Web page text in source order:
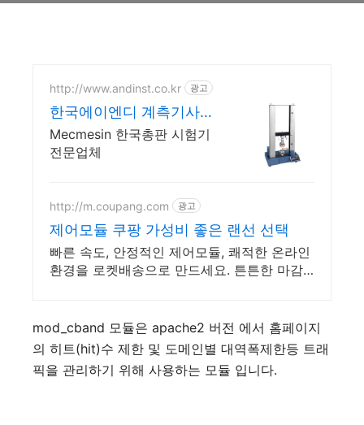
http://www.andinst.co.kr 광고
한국에이엔디 계측기사업
부 만족도를 충족시킬수
있는 제품
Mecmesin 한국총판 시험기
전문업체
http://m.coupang.com 광고
제어모듈 쿠팡 가성비 좋은 랜선 선택
빠른 속도, 안정적인 제어모듈, 쾌적한 온라인
환경을 로켓배송으로 만드세요. 튼튼한 마감,
mod_cband 모듈은 apache2 버전 에서 홈페이지
의 히트(hit)수 제한 및 도메인별 대역폭제한등 트래
픽을 관리하기 위해 사용하는 모듈 입니다.